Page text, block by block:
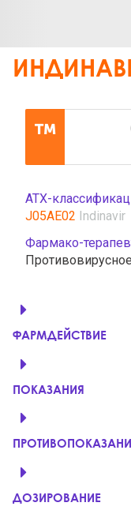
АТХ-
J05AE02 Indinavir
Фармако-
ФАРМДЕЙСТВИЕ
ПОКАЗАНИЯ
ДОЗИРОВАНИЕ